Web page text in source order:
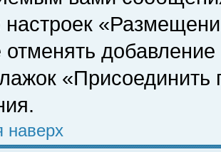
настроек
отменять
«Присоединить
наверх